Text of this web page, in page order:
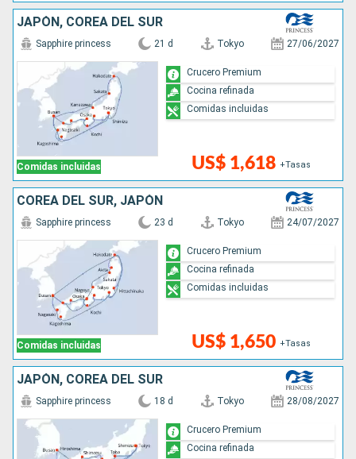
JAPÓN, COREA DEL SUR
Comidas incluidas
Sapphire princess 21 d Tokyo 27/06/2027
US$ 1,618 +Tasas
Crucero Premium
Cocina refinada
Comidas incluidas
COREA DEL SUR, JAPÓN
Comidas incluidas
Sapphire princess 23 d Tokyo 24/07/2027
US$ 1,650 +Tasas
Crucero Premium
Cocina refinada
Comidas incluidas
JAPÓN, COREA DEL SUR
Sapphire princess 18 d Tokyo 28/08/2027
Crucero Premium
Cocina refinada